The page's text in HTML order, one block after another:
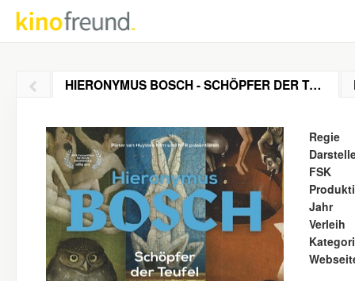
HIERONYMUS BOSCH - SCHÖPFER DER TEUFEL
Regie
FSK
Jahr
Verleih